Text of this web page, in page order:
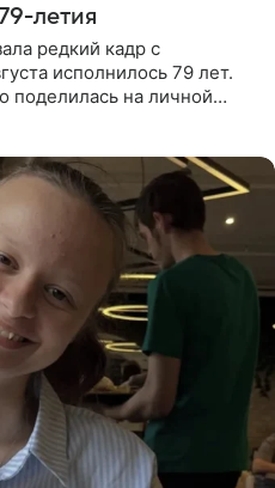
летия
редкий кадр с
исполнилось 79 лет.
поделилась на личной